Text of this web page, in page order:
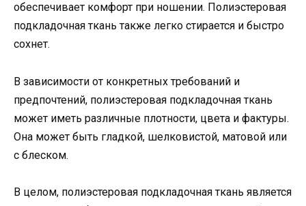
обеспечивает комфорт при ношении. Полиэстеровая
подкладочная ткань также легко стирается и быстро
сохнет.
В зависимости от конкретных требований и
предпочтений, полиэстеровая подкладочная ткань
может иметь различные плотности, цвета и фактуры.
Она может быть гладкой, шелковистой, матовой или
с блеском.
В целом, полиэстеровая подкладочная ткань является